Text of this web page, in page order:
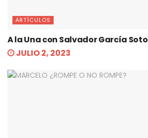
ARTÍCULOS
A la Una con Salvador García Soto
JULIO 2, 2023